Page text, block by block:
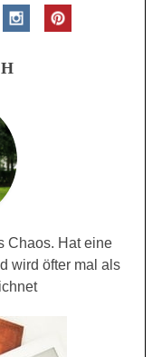
Chaos. Hat eine
wird öfter mal als